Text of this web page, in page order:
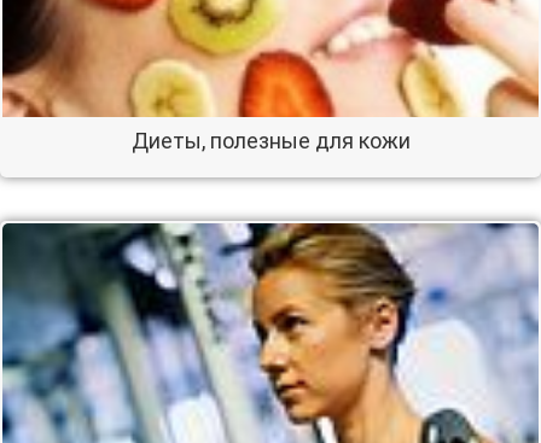
Диеты, полезные для кожи